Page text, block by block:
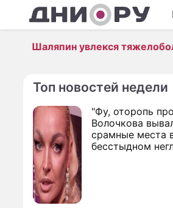
Шаляпин увлекся
Топ новостей недели
"Фу, оторопь
Волочкова
срамные места
бесстыдном